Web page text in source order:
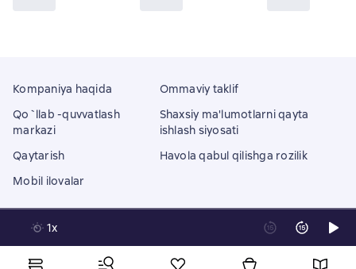
1x
Kompaniya haqida
Qo`llab -quvvatlash
markazi
Qaytarish
Mobil ilovalar
Ommaviy taklif
Shaxsiy ma'lumotlarni qayta
ishlash siyosati
Havola qabul qilishga rozilik
18 Mallow street co. Limerick, Ireland